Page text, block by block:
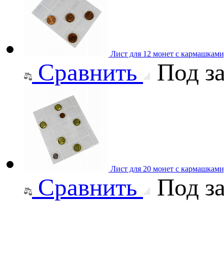
Лист для 12 монет с
Сравнить Под
Лист для 20 монет с
Сравнить Под